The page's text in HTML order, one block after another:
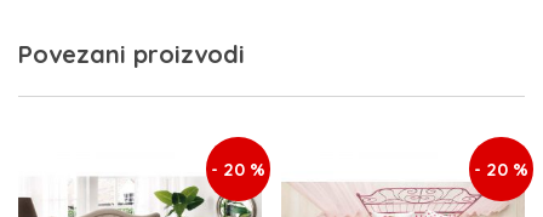
Povezani proizvodi
- 20 % - 20 %